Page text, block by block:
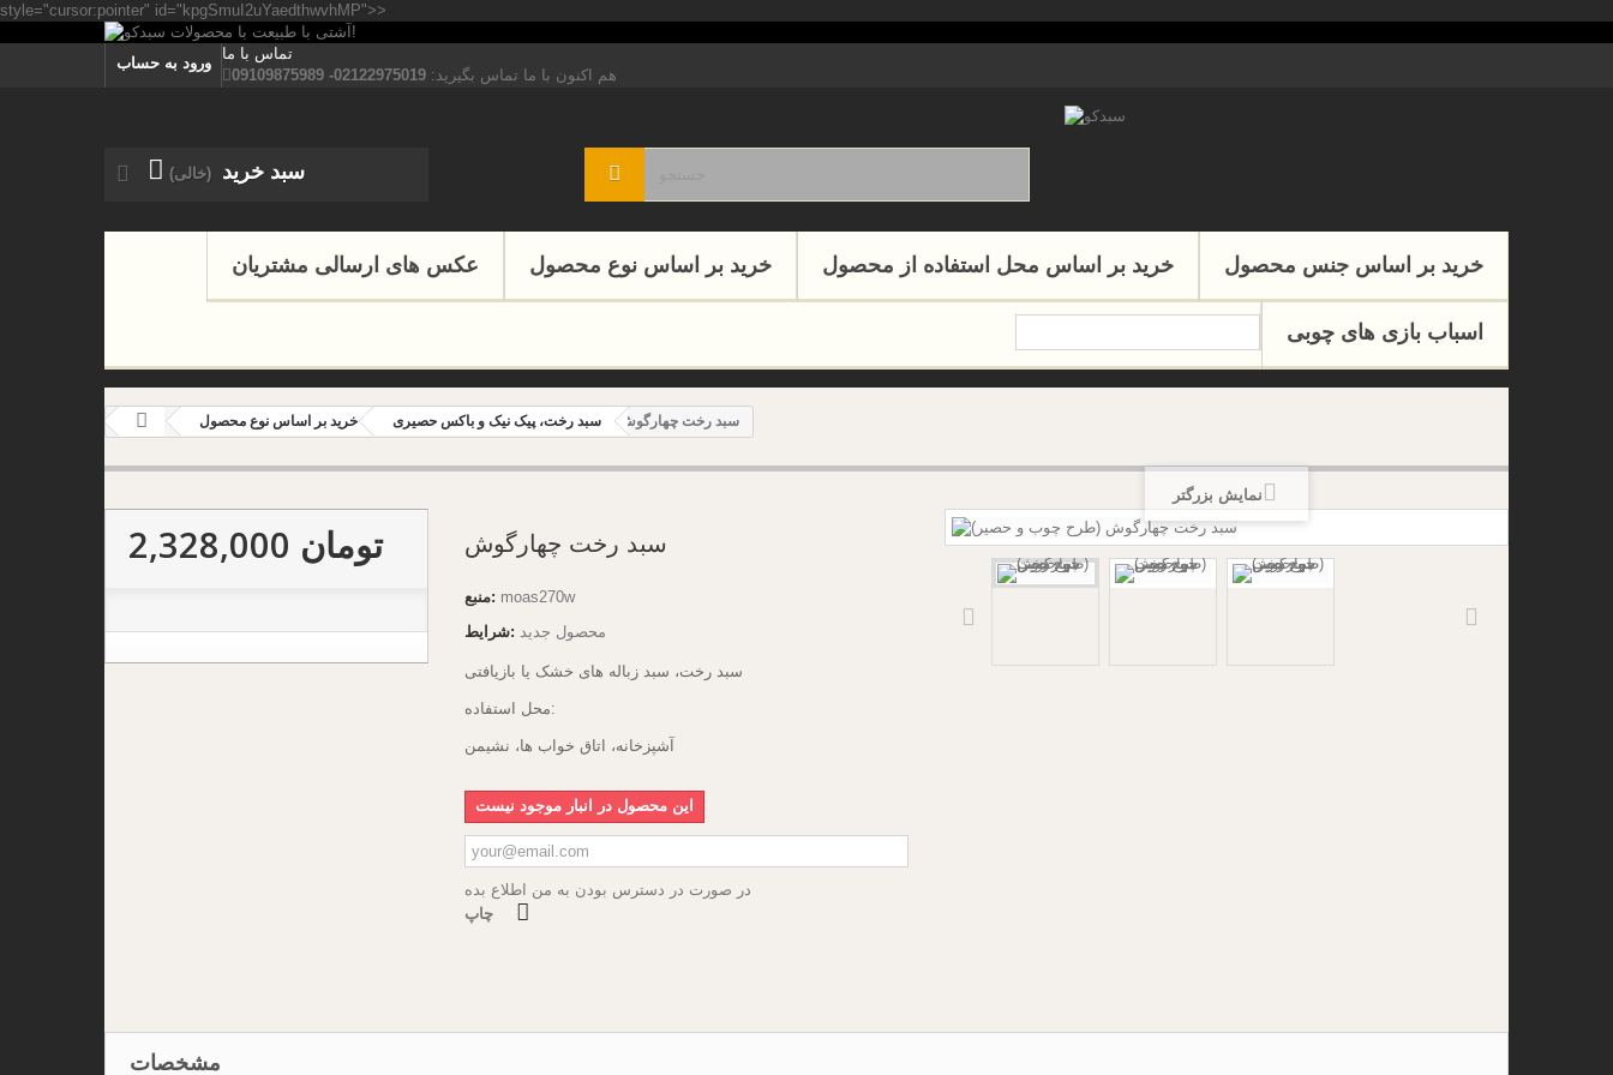
style="cursor:pointer" id="kpgSmuI2uYaedthwvhMP">>
ورود به حساب
تماس با ما
هم اکنون با ما تماس بگیرید: 02122975019- 09109875989
سبد خرید (خالی)
خرید بر اساس جنس محصول خرید بر اساس محل استفاده از محصول خرید بر اساس نوع محصول عکس های ارسالی مشتریان
اسباب بازی های چوبی
خرید بر اساس نوع محصول سبد رخت، پیک نیک و باکس حصیری سبد رخت چهارگوش
نمایش بزرگتر
سبد رخت چهارگوش
منبع: moas270w
شرایط: محصول جدید
سبد رخت، سبد زباله های خشک یا بازیافتی
محل استفاده:
آشپزخانه، اتاق خواب ها، نشیمن
این محصول در انبار موجود نیست
در صورت در دسترس بودن به من اطلاع بده
چاپ
2,328,000 تومان
مشخصات